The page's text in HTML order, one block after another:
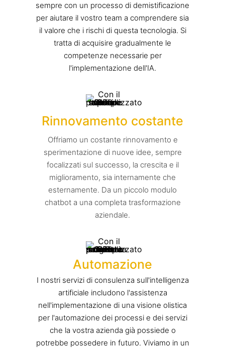
sempre con un processo di demistificazione
per aiutare il vostro team a comprendere sia
il valore che i rischi di questa tecnologia. Si
tratta di acquisire gradualmente le
competenze necessarie per
l'implementazione dell'IA.
Rinnovamento costante
Offriamo un costante rinnovamento e
sperimentazione di nuove idee, sempre
focalizzati sul successo, la crescita e il
miglioramento, sia internamente che
esternamente. Da un piccolo modulo
chatbot a una completa trasformazione
aziendale.
Automazione
I nostri servizi di consulenza sull'intelligenza
artificiale includono l'assistenza
nell'implementazione di una visione olistica
per l'automazione dei processi e dei servizi
che la vostra azienda già possiede o
potrebbe possedere in futuro. Viviamo in un